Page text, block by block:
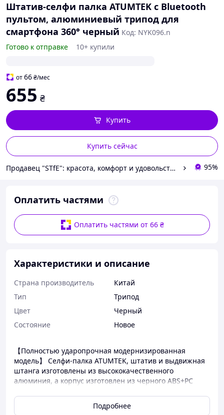
Штатив-селфи палка ATUMTEK с Bluetooth
пультом, алюминиевый трипод для
смартфона 360° черный Код: NYK096.n
Готово к отправке
10+ купили
от66₴/мес
655 ₴
Купить сейчас
Купить
Продавец "STfE": красота, комфорт и удовольствие! 95%
Оплатить частями
Оплатить частями от 66 ₴
Характеристики и описание
Страна производитель
Китай
Тип
Трипод
Цвет
Черный
Состояние
Новое
【Полностью ударопрочная модернизированная
модель】 Селфи-палка ATUMTEK, штатив и выдвижная
штанга изготовлены из высококачественного
алюминия, а корпус изготовлен из черного ABS+PC
стабильными и прочными. Основа штатива имеет
стабильную двойную треугольную структуру с
Подробнее